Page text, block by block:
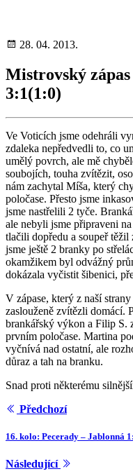
28. 04. 2013.
Mistrovský zápas
3:1(1:0)
Ve Voticích jsme odehráli
zdaleka nepředvedli to, co
umělý povrch, ale mě
soubojích, touha zvítězit,
nám zachytal Míša, který
poločase. Přesto jsme
jsme nastřelili 2 tyče.
ale nebyli jsme připraveni
tlačili dopředu a soupeř
jsme ještě 2 branky po
okamžikem byl odvážný
dokázala vyčistit šibenici,
V zápase, který z naší
zaslouženě zvítězli domácí.
brankářský výkon a Filip S.
prvním poločase. Martina
vyčnívá nad ostatní, ale
důraz a tah na branku.
Snad proti některému
Předchozí
16. kolo: Pecerady – Jablonná
Následující